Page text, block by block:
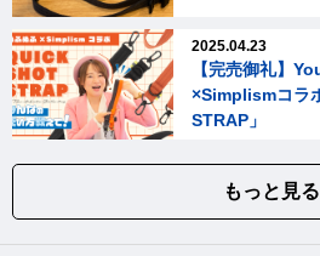
2025.04.23
【完売御礼】
×Simplismコラ
STRAP」
もっと見る